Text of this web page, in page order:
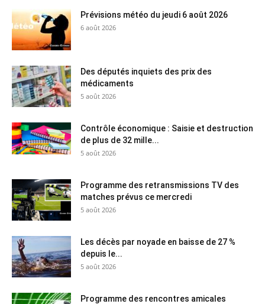
Prévisions météo du jeudi 6 août 2026
6 août 2026
Des députés inquiets des prix des
médicaments
5 août 2026
Contrôle économique : Saisie et destruction
de plus de 32 mille...
5 août 2026
Programme des retransmissions TV des
matches prévus ce mercredi
5 août 2026
Les décès par noyade en baisse de 27 %
depuis le...
5 août 2026
Programme des rencontres amicales